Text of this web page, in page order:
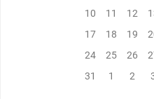
10
11 12
17
18 19
24
25 26
31
1 2